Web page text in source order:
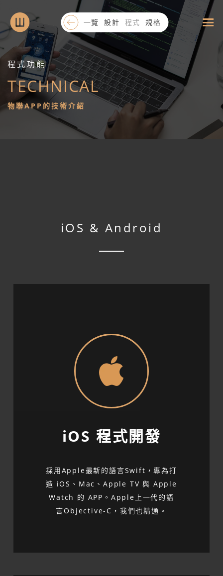
一覽 設計 程式 規格
程式功能
TECHNICAL
物
功
物聯APP的技術介紹
iOS & Android
iOS 程式開發
採用Apple最新的語言Swift，專為打
造 iOS、Mac、Apple TV 與 Apple
Watch 的 APP。Apple上一代的語
言Objective-C，我們也精通。